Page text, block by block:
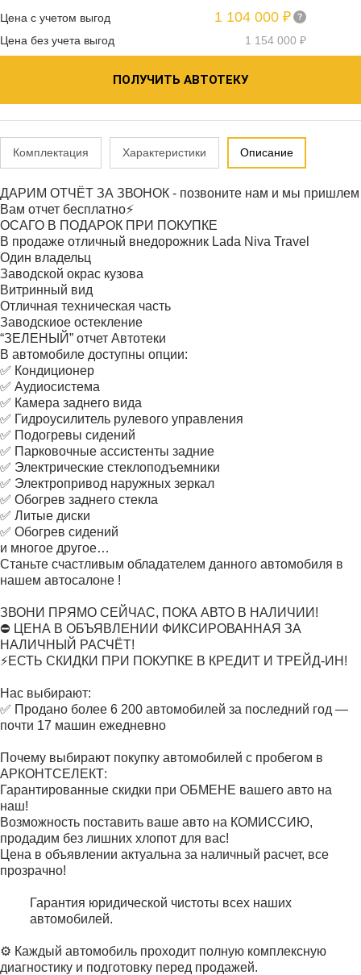
Цена с учетом выгод 1 104 000 ₽
Цена без учета выгод 1 154 000 ₽
ПОЛУЧИТЬ АВТОТЕКУ
Комплектация Характеристики Описание
ДАРИМ ОТЧЁТ ЗА ЗВОНОК - позвоните нам и мы пришлем
Вам отчет бесплатно⚡
ОСАГО В ПОДАРОК ПРИ ПОКУПКЕ
В продаже отличный внедорожник Lada Niva Travel
Один владельц
Заводской окрас кузова
Витринный вид
Отличная техническая часть
Заводскиое остекление
“ЗЕЛЕНЫЙ” отчет Автотеки
В автомобиле доступны опции:
✅ Кондиционер
✅ Аудиосистема
✅ Камера заднего вида
✅ Гидроусилитель рулевого управления
✅ Подогревы сидений
✅ Парковочные ассистенты задние
✅ Электрические стеклоподъемники
✅ Электропривод наружных зеркал
✅ Обогрев заднего стекла
✅ Литые диски
✅ Обогрев сидений
и многое другое…
Станьте счастливым обладателем данного автомобиля в
нашем автосалоне !
ЗВОНИ ПРЯМО СЕЙЧАС, ПОКА АВТО В НАЛИЧИИ!
⛔ ЦЕНА В ОБЪЯВЛЕНИИ ФИКСИРОВАННАЯ ЗА
НАЛИЧНЫЙ РАСЧЁТ!
⚡ЕСТЬ СКИДКИ ПРИ ПОКУПКЕ В КРЕДИТ И ТРЕЙД-ИН!
Нас выбирают:
✅ Продано более 6 200 автомобилей за последний год —
почти 17 машин ежедневно
Почему выбирают покупку автомобилей с пробегом в
АРКОНТСЕЛЕКТ:
Гарантированные скидки при ОБМЕНЕ вашего авто на
наш!
Возможность поставить ваше авто на КОМИССИЮ,
продадим без лишних хлопот для вас!
Цена в объявлении актуальна за наличный расчет, все
прозрачно!
Гарантия юридической чистоты всех наших
автомобилей.
⚙️ Каждый автомобиль проходит полную комплексную
диагностику и подготовку перед продажей.